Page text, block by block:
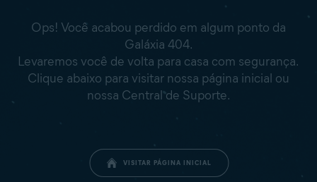
Ops! Você acabou perdido em algum ponto da
Galáxia 404.
Levaremos você de volta para casa com segurança.
Clique abaixo para visitar nossa página inicial ou
nossa Central de Suporte.
VISITAR PÁGINA INICIAL